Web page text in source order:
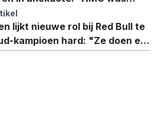
de zeik"
lijkt nieuwe rol bij Red Bull te
kampioen hard: "Ze doen er
toe"